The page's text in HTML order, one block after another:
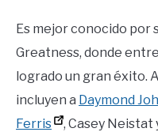
Es mejor conocido por
Greatness, donde
logrado un gran éxito.
incluyen a Daymond
Ferris
, Casey Neistat